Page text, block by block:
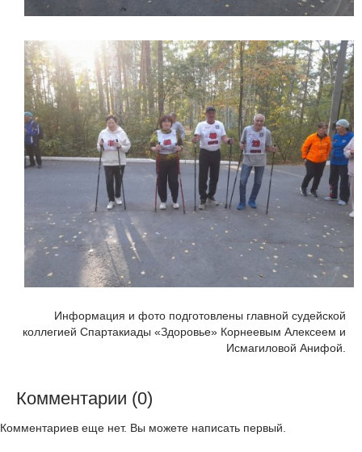
Информация и фото подготовлены главной судейской
коллегией Спартакиады «Здоровье» Корнеевым Алексеем и
Исмагиловой Анифой.
Комментарии (0)
Комментариев еще нет. Вы можете написать первый.